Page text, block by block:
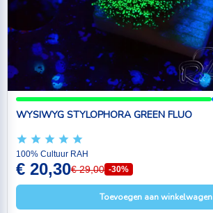
WYSIWYG STYLOPHORA GREEN FLUO
100% Cultuur RAH
€ 20,30€ 29,00 -30%
Toevoegen aan winkelwagen